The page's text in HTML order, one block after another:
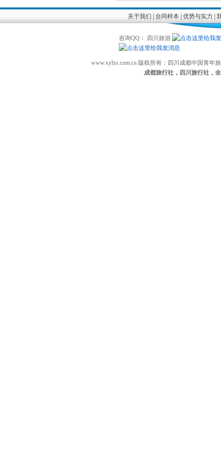
关于我们 合同样本| 优势与实力
咨询QQ： 四川旅游
www.xylxs.com.cn 版权所有：四川成都中国青
成都旅行社，四川旅行社，